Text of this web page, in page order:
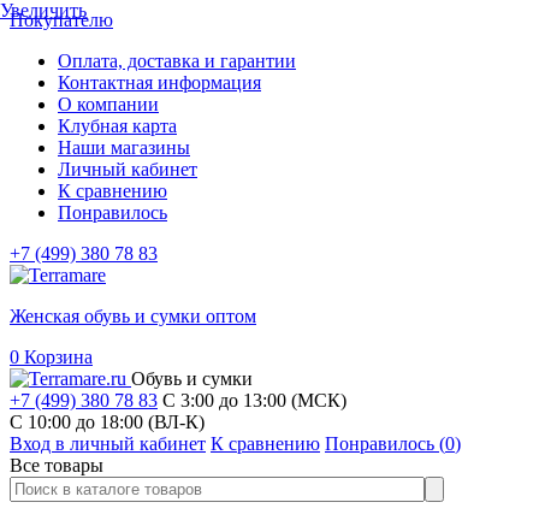
Покупателю
Оплата, доставка и гарантии
Контактная информация
О компании
Клубная карта
Наши магазины
Личный кабинет
К сравнению
Понравилось
+7 (499) 380 78 83
Женская обувь и сумки оптом
0 Корзина
Обувь и сумки
+7 (499) 380 78 83 С 3:00 до 13:00 (МСК)
C 10:00 до 18:00 (ВЛ-К)
Вход в личный кабинет К сравнению Понравилось (0)
Все товары
Увеличить